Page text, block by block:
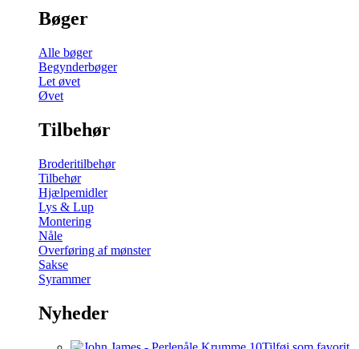
Bøger
Alle bøger
Begynderbøger
Let øvet
Øvet
Tilbehør
Broderitilbehør
Tilbehør
Hjælpemidler
Lys & Lup
Montering
Nåle
Overføring af mønster
Sakse
Syrammer
Nyheder